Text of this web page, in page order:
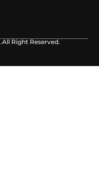
.All Right Reserved.